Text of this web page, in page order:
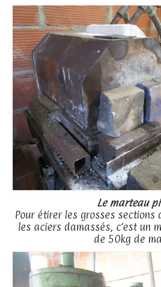
Le marteau
Pour étirer les grosses sections
les aciers damassés, c’est un
de 50kg de